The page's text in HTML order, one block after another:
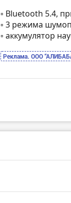
▫️ Bluetooth 5.4,
▫️ 3 режима
▫️ аккумулятор
Реклама. ООО